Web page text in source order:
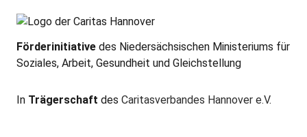
Förderinitiative des Niedersächsischen Ministeriums für
Soziales, Arbeit, Gesundheit und Gleichstellung
In Trägerschaft des Caritasverbandes Hannover e.V.